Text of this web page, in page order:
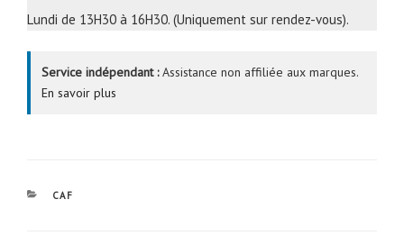
Lundi de 13H30 à 16H30. (Uniquement sur rendez-vous).
Service indépendant :Assistance non affiliée aux marques.
En savoir plus
CATÉGORIES
CAF